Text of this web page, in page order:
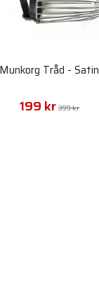
Munkorg Tråd - Satin
199 kr 399 kr